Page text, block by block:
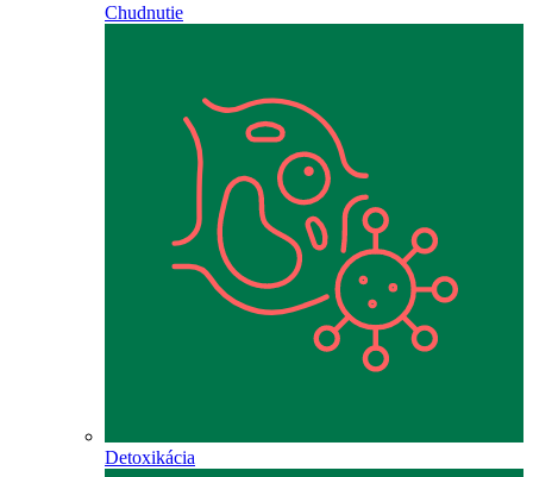
Chudnutie
Detoxikácia